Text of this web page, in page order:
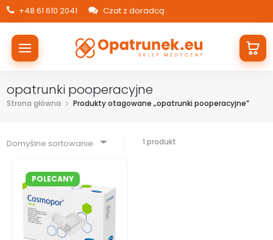
+48 61 610 2041 Czat z doradcą
opatrunki pooperacyjne
Strona główna Produkty otagowane „opatrunki pooperacyjne”
Domyślne sortowanie 1 produkt
POLECANY